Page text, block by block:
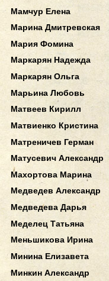
Мамчур Елена
Марина Дмитревская
Мария Фомина
Маркарян Надежда
Маркарян Ольга
Марьина Любовь
Матвеев Кирилл
Матвиенко Кристина
Матреничев Герман
Матусевич Александр
Махортова Марина
Медведев Александр
Медведева Дарья
Меделец Татьяна
Меньшикова Ирина
Минина Елизавета
Минкин Александр